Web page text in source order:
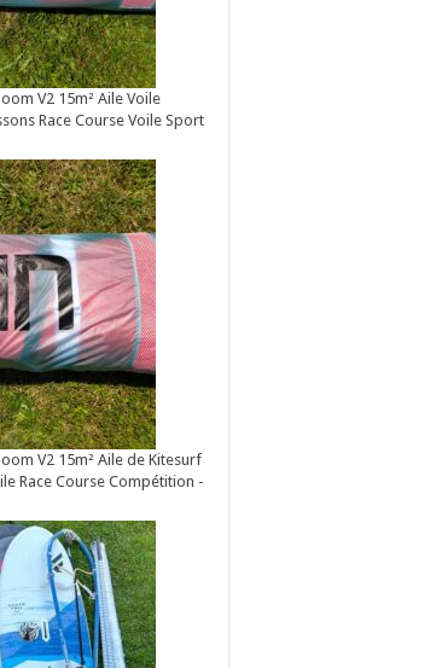
V2 15m² Aile Voile
Race Course Voile Sport
V2 15m² Aile de Kitesurf
Race Course Compétition -